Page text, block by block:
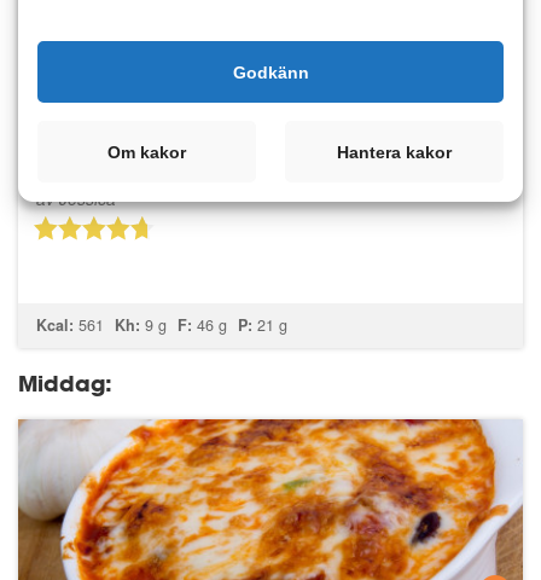
Kalorisnål Clean Eating Medelhavskost GI LCLC Low Carb
KETO / LCHF: Räkor i het currysås
avJessica
Kcal: 561 Kh: 9 g F: 46 g P: 21 g
Middag:
Godkänn
Om kakor Hantera kakor